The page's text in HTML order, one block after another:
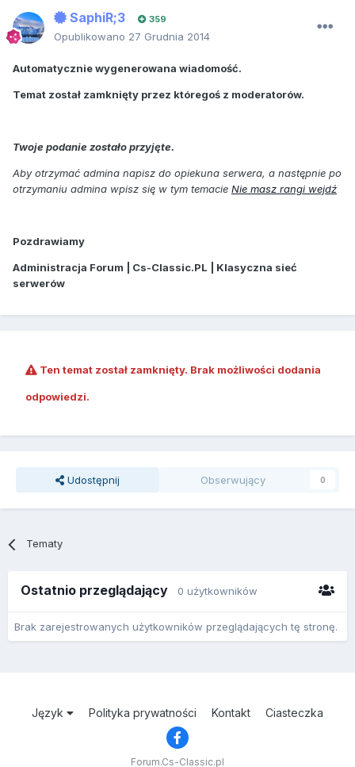
SaphiR;3 359
Opublikowano 27 Grudnia 2014
Automatycznie wygenerowana wiadomość.
Temat został zamknięty przez któregoś z moderatorów.
Twoje podanie zostało przyjęte.
Aby otrzymać admina napisz do opiekuna serwera, a następnie po
otrzymaniu admina wpisz się w tym temacie Nie masz rangi wejdź
Pozdrawiamy
Administracja Forum | Cs-Classic.PL | Klasyczna sieć
serwerów
Ten temat został zamknięty. Brak możliwości dodania
odpowiedzi.
Udostępnij Obserwujący 0
Tematy
Ostatnio przeglądający 0 użytkowników
Brak zarejestrowanych użytkowników przeglądających tę stronę.
Język Polityka prywatności Kontakt Ciasteczka
Forum.Cs-Classic.pl